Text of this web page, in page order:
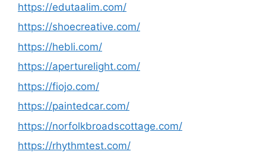
https://edutaalim.com/
https://shoecreative.com/
https://hebli.com/
https://aperturelight.com/
https://fiojo.com/
https://paintedcar.com/
https://norfolkbroadscottage.com/
https://rhythmtest.com/